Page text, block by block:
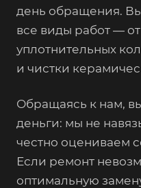
день обращения.
все виды работ —
уплотнительных
и чистки
Обращаясь к нам,
деньги: мы не
честно оцениваем
Если ремонт
оптимальную